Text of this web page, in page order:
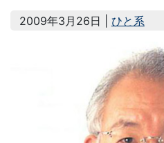
2009年3月26日 | ひと系